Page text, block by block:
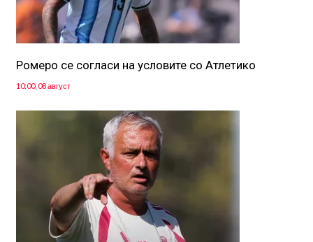
Ромеро се согласи на условите со Атлетико
10:00, 08 август